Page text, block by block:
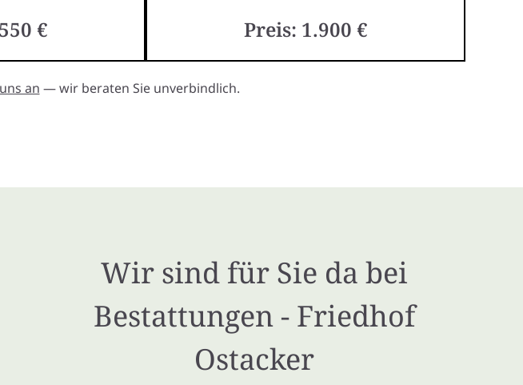
€
Preis: 1.900 €
an — wir beraten Sie unverbindlich.
Wir sind für Sie da bei
Bestattungen - Friedhof
Ostacker